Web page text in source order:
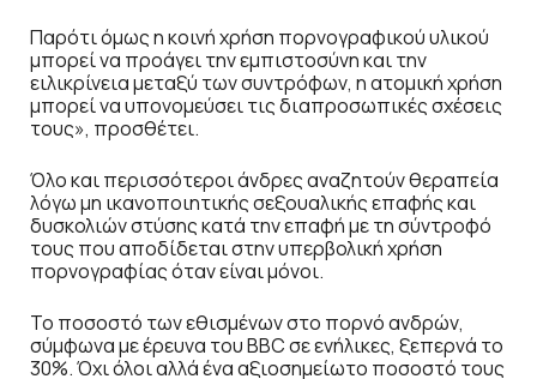
Παρότι όμως η κοινή χρήση πορνογραφικού υλικού
μπορεί να προάγει την εμπιστοσύνη και την
ειλικρίνεια μεταξύ των συντρόφων, η ατομική χρήση
μπορεί να υπονομεύσει τις διαπροσωπικές σχέσεις
τους», προσθέτει.
Όλο και περισσότεροι άνδρες αναζητούν θεραπεία
λόγω μη ικανοποιητικής σεξουαλικής επαφής και
δυσκολιών στύσης κατά την επαφή με τη σύντροφό
τους που αποδίδεται στην υπερβολική χρήση
πορνογραφίας όταν είναι μόνοι.
Το ποσοστό των εθισμένων στο πορνό ανδρών,
σύμφωνα με έρευνα του BBC σε ενήλικες, ξεπερνά το
30%. Όχι όλοι αλλά ένα αξιοσημείωτο ποσοστό τους